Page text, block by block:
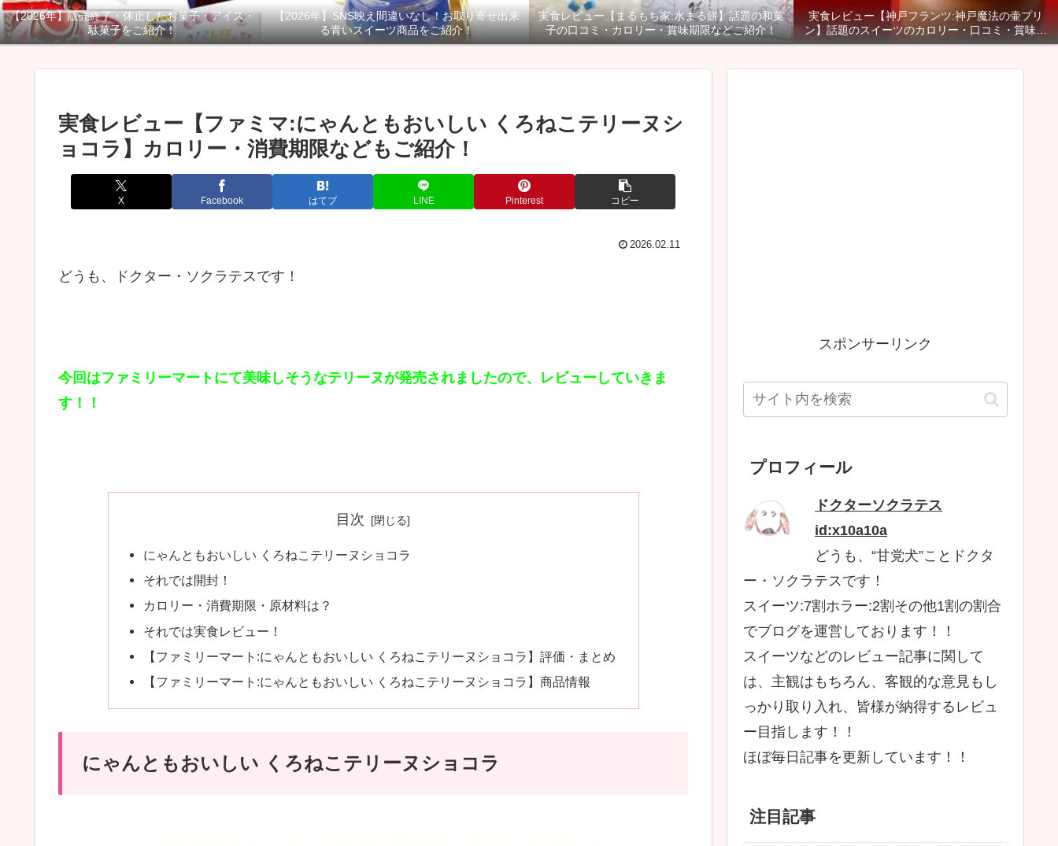
【2026年】販売終了・休止したお菓子・アイス・
駄菓子をご紹介！
【2026年】SNS映え間違いなし！お取り寄せ出来
る青いスイーツ商品をご紹介！
実食レビュー【まるもち家:水まる餅】話題の和菓
子の口コミ・カロリー・賞味期限などご紹介！
実食レビュー【神戸フランツ:神戸魔法の壷プリ
ン】話題のスイーツのカロリー・口コミ・賞味期
限などご紹介！
実食レビュー【ファミマ:にゃんともおいしい くろねこテリーヌシ
ョコラ】カロリー・消費期限などもご紹介！
X Facebook はてブ LINE Pinterest コピー
2026.02.11
どうも、ドクター・ソクラテスです！
今回はファミリーマートにて美味しそうなテリーヌが発売されましたので、レビューしていきま
す！！
目次
にゃんともおいしい くろねこテリーヌショコラ
それでは開封！
カロリー・消費期限・原材料は？
それでは実食レビュー！
【ファミリーマート:にゃんともおいしい くろねこテリーヌショコラ】評価・まとめ
【ファミリーマート:にゃんともおいしい くろねこテリーヌショコラ】商品情報
にゃんともおいしい くろねこテリーヌショコラ
スポンサーリンク
プロフィール
ドクターソクラテス
id:x10a10a
どうも、“甘党犬”ことドクタ
ー・ソクラテスです！
スイーツ:7割ホラー:2割その他1割の割合
でブログを運営しております！！
スイーツなどのレビュー記事に関して
は、主観はもちろん、客観的な意見もし
っかり取り入れ、皆様が納得するレビュ
ー目指します！！
ほぼ毎日記事を更新しています！！
注目記事